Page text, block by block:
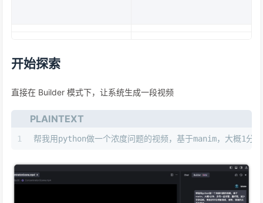
开始探索
直接在 Builder 模式下，让系统生成一段视频
PLAINTEXT
1 帮我用python做一个浓度问题的视频，基于manim，大概1分